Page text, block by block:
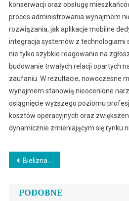
konserwacji oraz obsługę
proces administrowania wynajmem
rozwiązania, jak aplikacje mobilne
integracja systemów z technologiami
nie tylko szybkie reagowanie na
budowanie trwałych relacji opartych
zaufaniu. W rezultacie, nowoczesne
wynajmem stanowią nieocenione
osiągnięcie wyższego poziomu
kosztów operacyjnych oraz
dynamicznie zmieniającym się rynku
Nawigacja
wpisu
Bielizna na co dzień: rajstopy, skarpetki i biustonosze z bezszwową koszulką Gatta
PODOBNE